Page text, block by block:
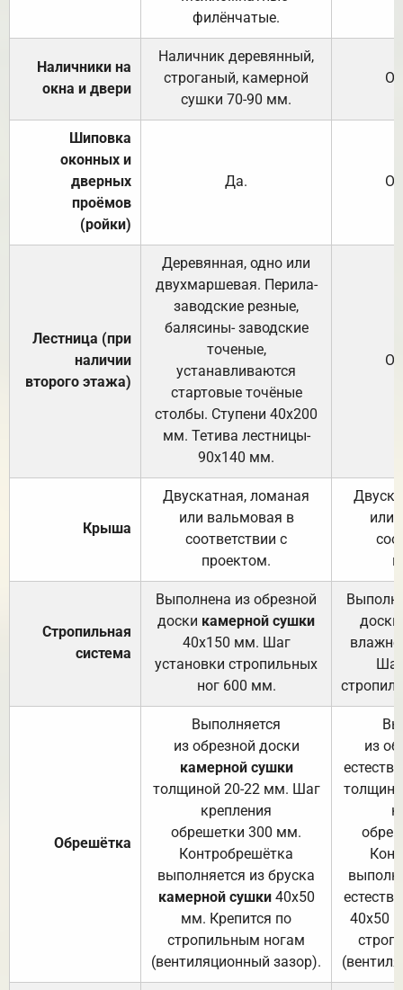
филёнчатые.
Наличники на
окна и двери
Наличник деревянный,
строганый, камерной
сушки 70-90 мм.
Шиповка
оконных и
дверных
проёмов
(ройки)
Да.
Лестница (при
наличии
второго этажа)
Деревянная, одно или
двухмаршевая. Перила-
заводские резные,
балясины- заводские
точеные,
устанавливаются
стартовые точёные
столбы. Ступени 40х200
мм. Тетива лестницы-
90х140 мм.
Крыша
Двускатная, ломаная
или вальмовая в
соответствии с
проектом.
или
Стропильная
система
Выполнена из обрезной
доски камерной сушки
40х150 мм. Шаг
установки стропильных
ног 600 мм.
доски
Обрешётка
Выполняется
из обрезной доски
камерной сушки
толщиной 20-22 мм. Шаг
крепления
обрешетки 300 мм.
Контробрешётка
выполняется из бруска
камерной сушки40х50
мм. Крепится по
стропильным ногам
(вентиляционный зазор).
из
40х50